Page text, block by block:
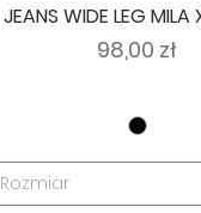
JEANS WIDE LEG MILA
Cena
98,00 zł
Rozmiar